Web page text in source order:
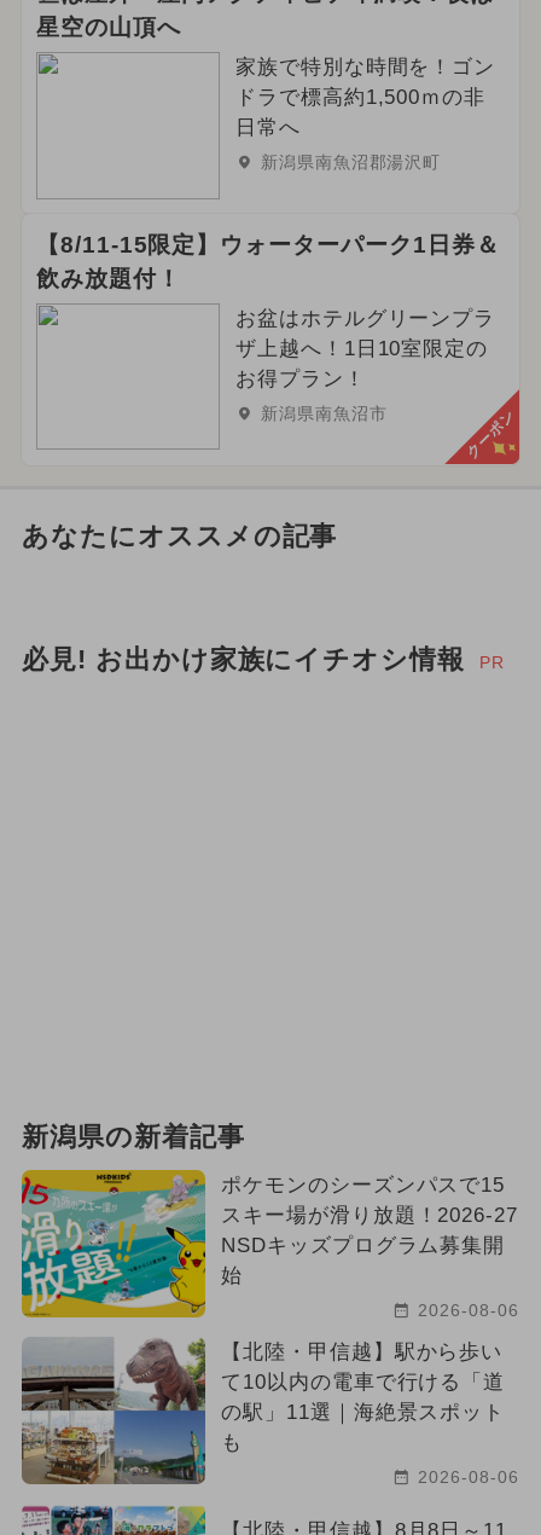
星空の山頂へ
家族で特別な時間を！ゴン
ドラで標高約1,500ｍの非
日常へ
新潟県南魚沼郡湯沢町
【8/11-15限定】ウォーターパーク1日券＆
飲み放題付！
お盆はホテルグリーンプラ
ザ上越へ！1日10室限定の
お得プラン！
新潟県南魚沼市 クーポン
あなたにオススメの記事
必見! お出かけ家族にイチオシ情報 PR
新潟県の新着記事
ポケモンのシーズンパスで15
スキー場が滑り放題！2026-27
NSDキッズプログラム募集開
始
2026-08-06
【北陸・甲信越】駅から歩い
て10以内の電車で行ける「道
の駅」11選｜海絶景スポット
も
2026-08-06